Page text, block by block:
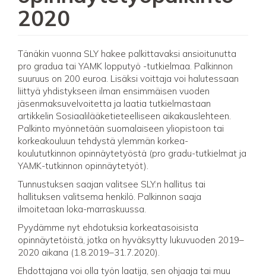
2020
Tänäkin vuonna SLY hakee palkittavaksi ansioitunutta
pro gradua tai YAMK lopputyö -tutkielmaa. Palkinnon
suuruus on 200 euroa. Lisäksi voittaja voi halutessaan
liittyä yhdistykseen ilman ensimmäisen vuoden
jäsenmaksuvelvoitetta ja laatia tutkielmastaan
artikkelin Sosiaalilääketieteelliseen aikakauslehteen.
Palkinto myönnetään suomalaiseen yliopistoon tai
korkeakouluun tehdystä ylemmän korkea-
koulututkinnon opinnäytetyöstä (pro gradu-tutkielmat ja
YAMK-tutkinnon opinnäytetyöt).
Tunnustuksen saajan valitsee SLY:n hallitus tai
hallituksen valitsema henkilö. Palkinnon saaja
ilmoitetaan loka-marraskuussa.
Pyydämme nyt ehdotuksia korkeatasoisista
opinnäytetöistä, jotka on hyväksytty lukuvuoden 2019–
2020 aikana (1.8.2019–31.7.2020).
Ehdottajana voi olla työn laatija, sen ohjaaja tai muu